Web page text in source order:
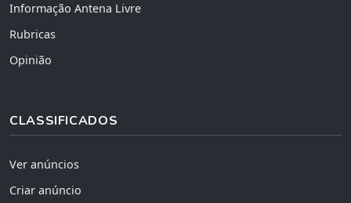
Informação Antena Livre
Rubricas
Opinião
CLASSIFICADOS
Ver anúncios
Criar anúncio